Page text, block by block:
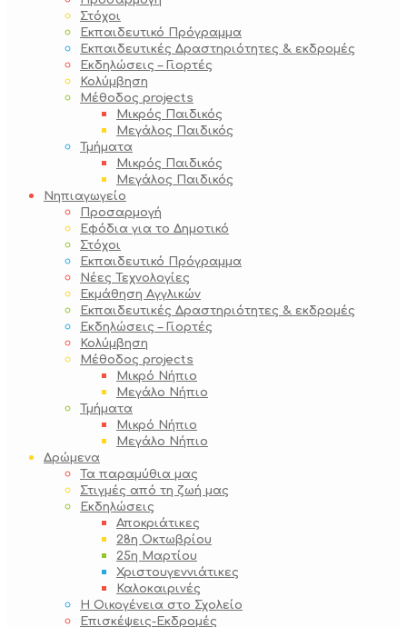
Στόχοι
Εκπαιδευτικό Πρόγραμμα
Εκπαιδευτικές Δραστηριότητες & εκδρομές
Εκδηλώσεις – Γιορτές
Κολύμβηση
Μέθοδος projects
Μικρός Παιδικός
Μεγάλος Παιδικός
Τμήματα
Μικρός Παιδικός
Μεγάλος Παιδικός
Νηπιαγωγείο
Προσαρμογή
Εφόδια για το Δημοτικό
Στόχοι
Εκπαιδευτικό Πρόγραμμα
Νέες Τεχνολογίες
Εκμάθηση Αγγλικών
Εκπαιδευτικές Δραστηριότητες & εκδρομές
Εκδηλώσεις – Γιορτές
Κολύμβηση
Μέθοδος projects
Μικρό Νήπιο
Μεγάλο Νήπιο
Τμήματα
Μικρό Νήπιο
Μεγάλο Νήπιο
Δρώμενα
Τα παραμύθια μας
Στιγμές από τη ζωή μας
Εκδηλώσεις
Αποκριάτικες
28η Οκτωβρίου
25η Μαρτίου
Χριστουγεννιάτικες
Καλοκαιρινές
Η Οικογένεια στο Σχολείο
Επισκέψεις-Εκδρομές